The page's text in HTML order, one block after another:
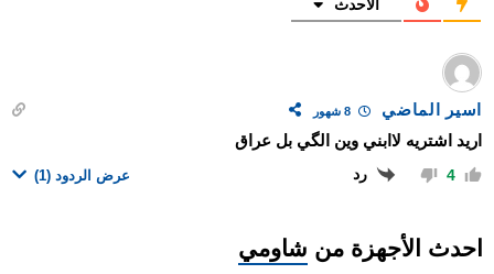
الأحدث
اسير الماضي
اريد اشتريه لاابني وين الگي بل عراق
4 رد عرض الردود (1)
احدث الأجهزة من شاومي